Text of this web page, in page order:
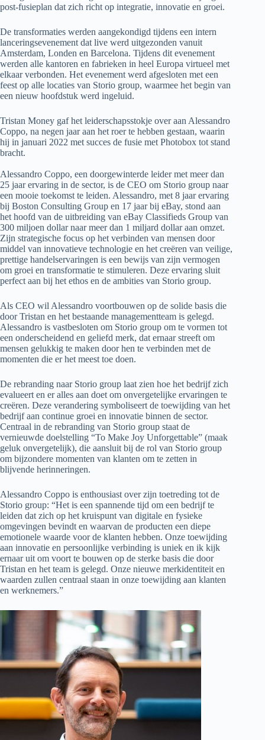
post-fusieplan dat zich richt op integratie, innovatie en groei.
De transformaties werden aangekondigd tijdens een intern
lanceringsevenement dat live werd uitgezonden vanuit
Amsterdam, Londen en Barcelona. Tijdens dit evenement
werden alle kantoren en fabrieken in heel Europa virtueel met
elkaar verbonden. Het evenement werd afgesloten met een
feest op alle locaties van Storio group, waarmee het begin van
een nieuw hoofdstuk werd ingeluid.
Tristan Money gaf het leiderschapsstokje over aan Alessandro
Coppo, na negen jaar aan het roer te hebben gestaan, waarin
hij in januari 2022 met succes de fusie met Photobox tot stand
bracht.
Alessandro Coppo, een doorgewinterde leider met meer dan
25 jaar ervaring in de sector, is de CEO om Storio group naar
een mooie toekomst te leiden. Alessandro, met 8 jaar ervaring
bij Boston Consulting Group en 17 jaar bij eBay, stond aan
het hoofd van de uitbreiding van eBay Classifieds Group van
300 miljoen dollar naar meer dan 1 miljard dollar aan omzet.
Zijn strategische focus op het verbinden van mensen door
middel van innovatieve technologie en het creëren van veilige,
prettige handelservaringen is een bewijs van zijn vermogen
om groei en transformatie te stimuleren. Deze ervaring sluit
perfect aan bij het ethos en de ambities van Storio group.
Als CEO wil Alessandro voortbouwen op de solide basis die
door Tristan en het bestaande managementteam is gelegd.
Alessandro is vastbesloten om Storio group om te vormen tot
een onderscheidend en geliefd merk, dat ernaar streeft om
mensen gelukkig te maken door hen te verbinden met de
momenten die er het meest toe doen.
De rebranding naar Storio group laat zien hoe het bedrijf zich
evalueert en er alles aan doet om onvergetelijke ervaringen te
creëren. Deze verandering symboliseert de toewijding van het
bedrijf aan continue groei en innovatie binnen de sector.
Centraal in de rebranding van Storio group staat de
vernieuwde doelstelling “To Make Joy Unforgettable” (maak
geluk onvergetelijk), die aansluit bij de rol van Storio group
om bijzondere momenten van klanten om te zetten in
blijvende herinneringen.
Alessandro Coppo is enthousiast over zijn toetreding tot de
Storio group: “Het is een spannende tijd om een bedrijf te
leiden dat zich op het kruispunt van digitale en fysieke
omgevingen bevindt en waarvan de producten een diepe
emotionele waarde voor de klanten hebben. Onze toewijding
aan innovatie en persoonlijke verbinding is uniek en ik kijk
ernaar uit om voort te bouwen op de sterke basis die door
Tristan en het team is gelegd. Onze nieuwe merkidentiteit en
waarden zullen centraal staan in onze toewijding aan klanten
en werknemers.”